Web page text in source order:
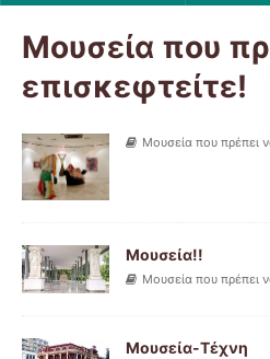
Μουσεία που
επισκεφτείτε!
Μουσεία που πρέπει
Μουσεία!!
Μουσεία που πρέπει
Μουσεία-Τέχνη